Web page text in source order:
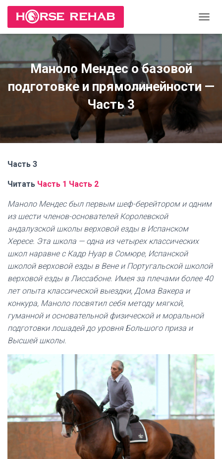
Е
К
Т
Н
Ю
Маноло Мендес о базовой
подготовке и прямолинейности —
Часть 3
Часть 3
Читать Часть 1 Часть 2
Маноло Мендес был первым шеф-берейтором и одним
из шести членов-основателей Королевской
андалузской школы верховой езды в Испанском
Хересе. Эта школа — одна из четырех классических
школ наравне с Кадр Нуар в Сомюре, Испанской
школой верховой езды в Вене и Португальской школой
верховой езды в Лиссабоне. Имея за плечами более 40
лет опыта классической выездки, Дома Вакера и
конкура, Маноло посвятил себя методу мягкой,
гуманной и основательной физической и моральной
подготовки лошадей до уровня Большого приза и
Высшей школы.